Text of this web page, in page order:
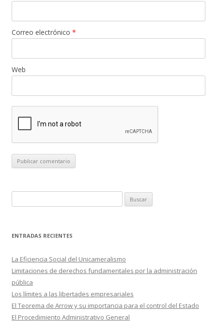
Correo electrónico *
Web
u
c
r
:
ENTRADAS RECIENTES
La Eficiencia Social del Unicameralismo
Limitaciones de derechos fundamentales por la administración
pública
Los límites a las libertades empresariales
El Teorema de Arrow y su importancia para el control del Estado
El Procedimiento Administrativo General